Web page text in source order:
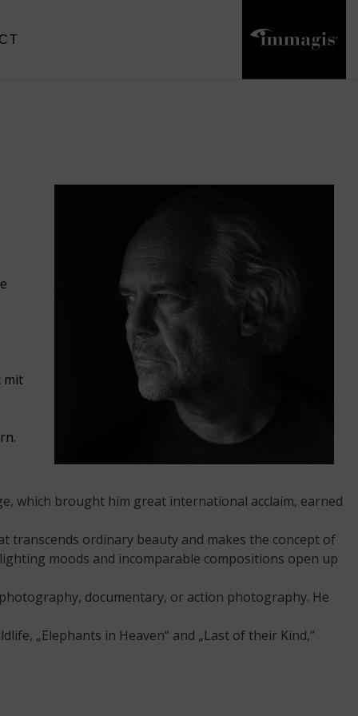
mit
which brought him great international acclaim, earned
transcends ordinary beauty and makes the concept of
moods and incomparable compositions open up
documentary, or action photography. He
„Elephants in Heaven“ and „Last of their Kind,“